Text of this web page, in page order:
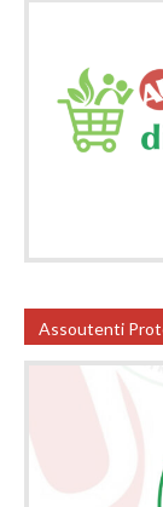
Assoutenti